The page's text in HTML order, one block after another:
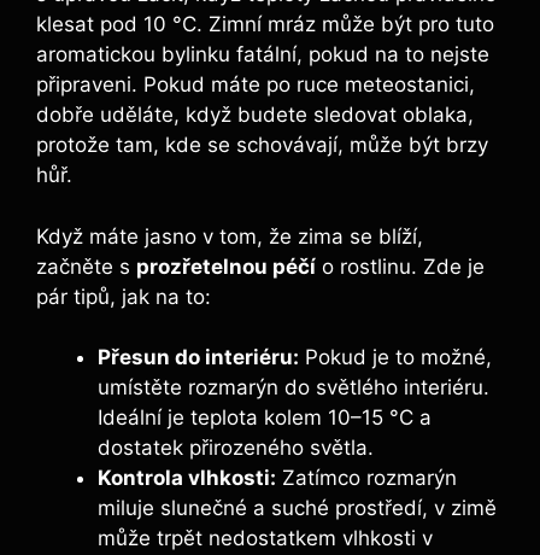
klesat pod 10 °C. Zimní mráz může být pro tuto
aromatickou bylinku fatální, pokud na to nejste
připraveni. Pokud máte po ruce meteostanici,
dobře uděláte, když budete sledovat oblaka,
protože tam, kde se schovávají, může být brzy
hůř.
Když máte jasno v tom, že zima se blíží,
začněte s prozřetelnou péčí o rostlinu. Zde je
pár tipů, jak na to:
Přesun do interiéru: Pokud je to možné,
umístěte rozmarýn do světlého interiéru.
Ideální je teplota kolem 10–15 °C a
dostatek přirozeného světla.
Kontrola vlhkosti: Zatímco rozmarýn
miluje slunečné a suché prostředí, v zimě
může trpět nedostatkem vlhkosti v